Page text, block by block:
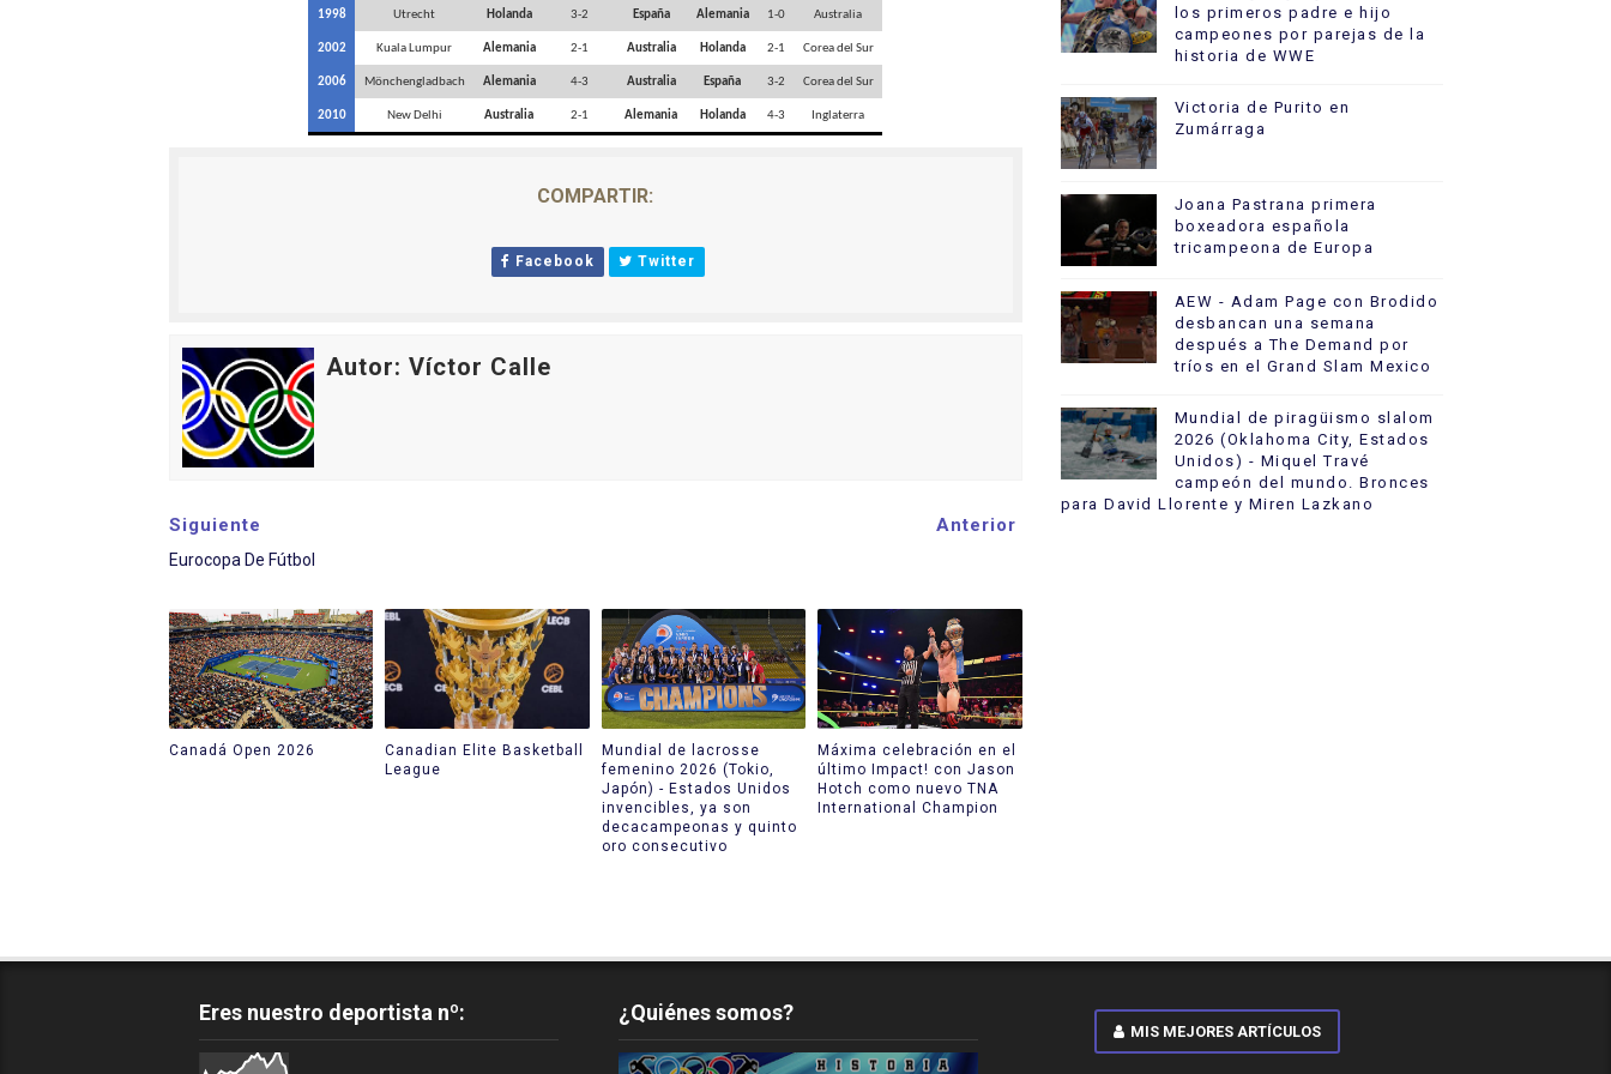
1998 Utrecht Holanda 3-2 España Alemania 1-0 Australia
2002 Kuala Lumpur Alemania 2-1 Australia Holanda 2-1 Corea del Sur
2006 Mönchengladbach Alemania 4-3 Australia España 3-2 Corea del Sur
2010 New Delhi Australia 2-1 Alemania Holanda 4-3 Inglaterra
COMPARTIR:
Facebook Twitter
Autor: Víctor Calle
Siguiente
Eurocopa De Fútbol
Anterior
Canadá Open 2026
Canadian Elite Basketball
League
Mundial de lacrosse
femenino 2026 (Tokio,
Japón) - Estados Unidos
invencibles, ya son
decacampeonas y quinto
oro consecutivo
Máxima celebración en el
último Impact! con Jason
Hotch como nuevo TNA
International Champion
los primeros padre e hijo
campeones por parejas de la
historia de WWE
Victoria de Purito en
Zumárraga
Joana Pastrana primera
boxeadora española
tricampeona de Europa
AEW - Adam Page con Brodido
desbancan una semana
después a The Demand por
tríos en el Grand Slam Mexico
Mundial de piragüismo slalom
2026 (Oklahoma City, Estados
Unidos) - Miquel Travé
campeón del mundo. Bronces
para David Llorente y Miren Lazkano
Eres nuestro deportista nº: ¿Quiénes somos?
MIS MEJORES ARTÍCULOS